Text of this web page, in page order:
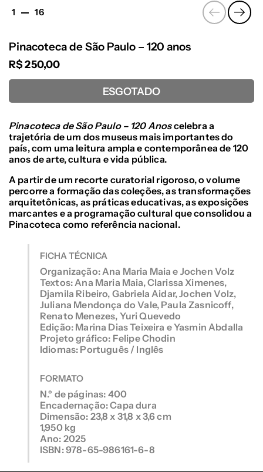
Anterior
1 16
Pinacoteca de São Paulo – 120 anos
R$ 250,00
ESGOTADO
Pinacoteca de São Paulo – 120 Anoscelebra a
trajetória de um dos museus mais importantes do
país, com uma leitura ampla e contemporânea de 120
anos de arte, cultura e vida pública.
A partir de um recorte curatorial rigoroso, o volume
percorre a formação das coleções, as transformações
arquitetônicas, as práticas educativas, as exposições
marcantes e a programação cultural que consolidou a
Pinacoteca como referência nacional.
FICHA TÉCNICA
Organização: Ana Maria Maia e Jochen Volz
Textos: Ana Maria Maia, Clarissa Ximenes,
Djamila Ribeiro, Gabriela Aidar, Jochen Volz,
Juliana Mendonça do Vale, Paula Zasnicoff,
Renato Menezes, Yuri Quevedo
Edição: Marina Dias Teixeira e Yasmin Abdalla
Projeto gráfico: Felipe Chodin
Idiomas: Português / Inglês
FORMATO
N.º de páginas: 400
Encadernação: Capa dura
Dimensão: 23,8 x 31,8 x 3,6 cm
1,950 kg
Ano: 2025
ISBN: 978-65-986161-6-8